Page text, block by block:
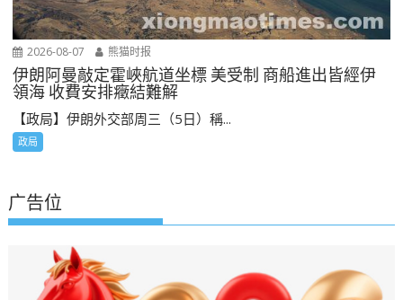
2026-08-07 熊猫时报
伊朗阿曼敲定霍峽航道坐標 美受制 商船進出皆經伊
領海 收費安排癥結難解
【政局】伊朗外交部周三（5日）稱...
政局
广告位